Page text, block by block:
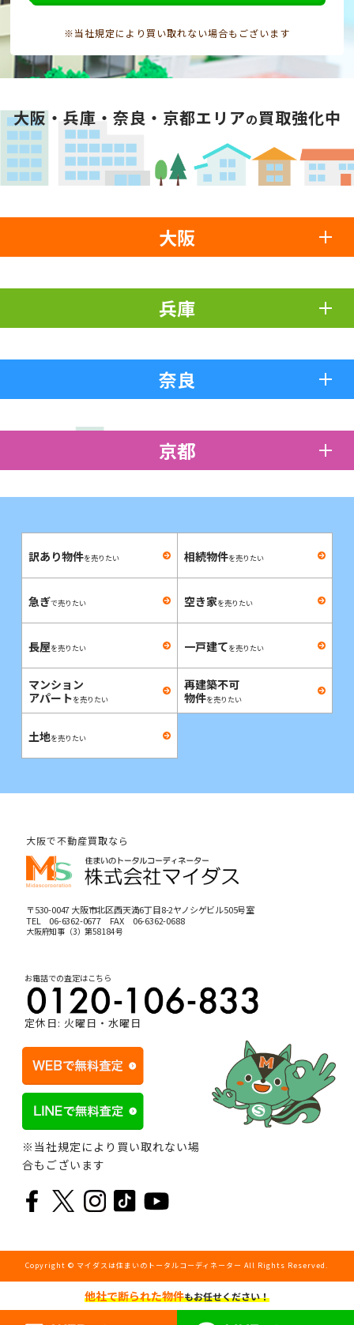
※当社規定により買い取れない場合もございます
大阪・兵庫・奈良・京都エリアの買取強化中
大阪
兵庫
奈良
京都
訳あり物件を売りたい 相続物件を売りたい
急ぎで売りたい 空き家を売りたい
長屋を売りたい 一戸建てを売りたい
マンション
アパートを売りたい
再建築不可
物件を売りたい
土地を売りたい
他社で断られた物件もお任せください！
大阪で不動産買取なら
〒530-0047 大阪市北区西天満6丁目8-2ヤノシゲビル505号室
TEL 06-6362-0677FAX 06-6362-0688
大阪府知事（3）第58184号
お電話での査定はこちら
定休日: 火曜日・水曜日
※当社規定により買い取れない場
合もございます
Copyright © マイダスは住まいのトータルコーディネーター All Rights Reserved.